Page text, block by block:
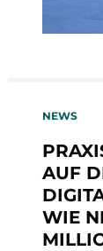
NEWS
AUF
IE